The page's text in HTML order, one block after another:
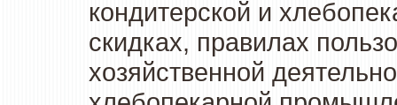
кондитерской и
скидках, правилах
хозяйственной